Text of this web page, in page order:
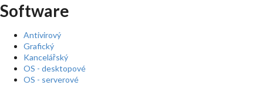
Software
Antivirový
Grafický
Kancelářský
OS - desktopové
OS - serverové